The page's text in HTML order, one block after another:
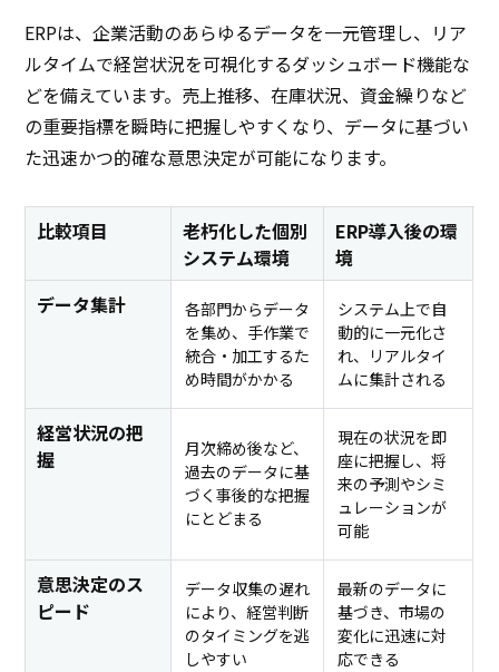
ERPは、企業活動のあらゆるデータを一元管理し、リア
ルタイムで経営状況を可視化するダッシュボード機能な
どを備えています。売上推移、在庫状況、資金繰りなど
の重要指標を瞬時に把握しやすくなり、データに基づい
た迅速かつ的確な意思決定が可能になります。
比較項目
老朽化した個別
システム環境
ERP導入後の環
境
データ集計
各部門からデータ
を集め、手作業で
統合・加工するた
め時間がかかる
システム上で自
動的に一元化さ
れ、リアルタイ
ムに集計される
経営状況の把
握
月次締め後など、
過去のデータに基
づく事後的な把握
にとどまる
現在の状況を即
座に把握し、将
来の予測やシミ
ュレーションが
可能
意思決定のス
ピード
データ収集の遅れ
により、経営判断
のタイミングを逃
しやすい
最新のデータに
基づき、市場の
変化に迅速に対
応できる